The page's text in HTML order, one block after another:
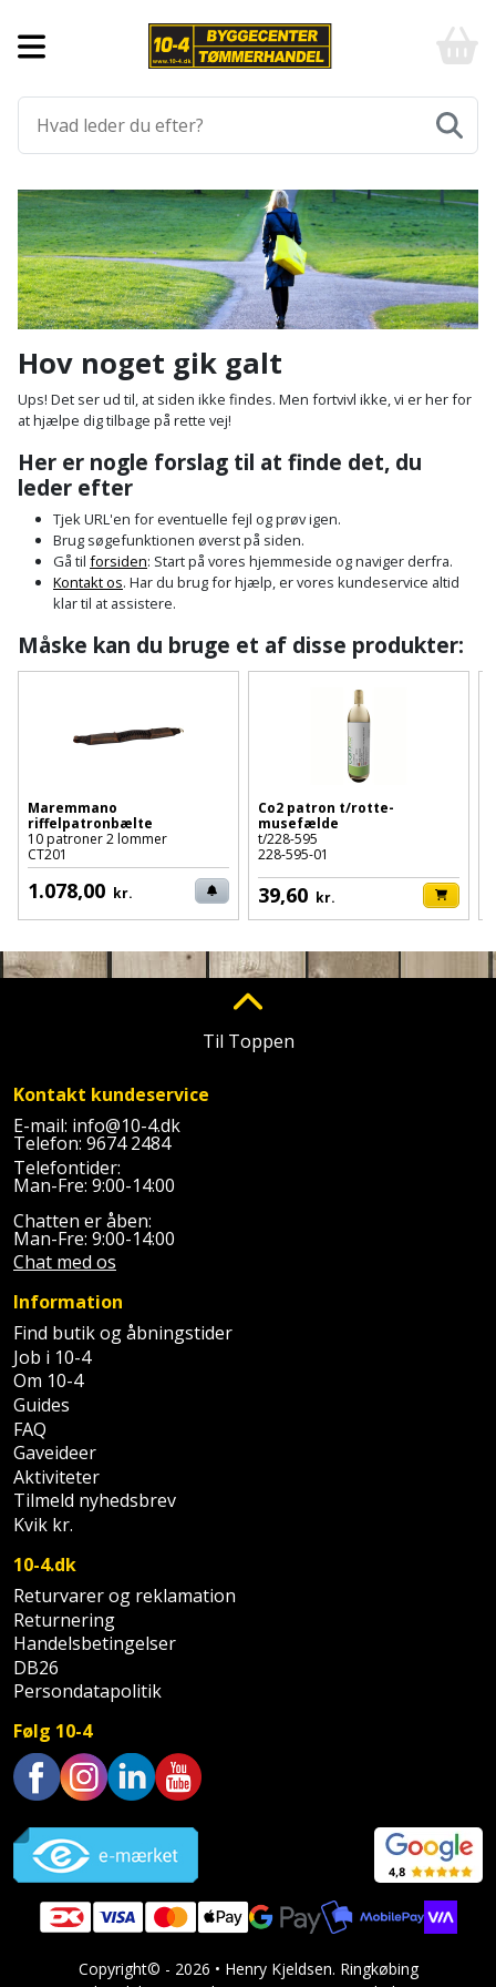
Aluprofiler
Armering
Asfalt
Befæstigelse
Byggeplader
Cement
og
mørtel
Damp-
og
vindspærre
dørgreb
lås
Fliseopsætning
Fugemateriale
og
lim
Gelænder
Gips
Grundmursplader
Hardieplank
brædder
Hemsestige
Isolering
Komposit
terrassebrædder
Lecablokke
og
fundablokke
Lofter
Lofttrapper
Murbinder
Murpap
og
murfolie
Mursten
Gulve
Fliser
og
klinker
Gulvtilbehør
Gulvunderlag
Gulvvarme
Laminatgulv
Vinylgulv
Værktøj
Afmærkning
Arbejdsbuk
Bærehåndtag
Båndstrammer
og
løftebånd
Blæselampe
Blindnitter
Donkraft
Dorn
Fedtpresser
Fil
skumpistol
Gevindskærer
Gipsværktøj
Glasløfter
Glasskærer
Hæftepistol
og
-
hammer
Hammer
Kiler
Kloakrenser
Kniv
og
hobbykniv
Kridtsnor
Lærlingesæt
Landmålerstok
Elværktøj
Afkortersav
Arbejdsbord
Arbejdslamper
og
belysning
Arbejdsradio
Bajonetsav
Bajonetsavklinge
Båndsav
Båndsliber
Bindemaskine
Bits
Bordrundsav
Bore-
og
skruemaskine
Borehammer
Boremaskinetilbehør
Detektor
Diamantskæremaskine
Diamantslibertilbehør
Dykkerpistol
Dyksav
Excentersliber
Excenterslibertilbehør
Fedtsprøjte
Havemaskiner
Buskrydder
Dykpumpe
Fejemaskine
Generator
Græstrimmer
Hækkeklipper
Husvandværk
Kompostkværn
Løvsuger
og
løvblæser
Motorsav
og
kædesav
Motorsav
og
kædesav
Pælebor
Plæneklipper
Plæneklipper
tilbehør
Robotplæneklipper
Robotplæneklipper
tilbehør
Vandpumpe
/
mosfjerner
Vinduesvasker
have
og
fritid
Affaldssortering
Affugter
Bålfad
bålsted
Belysning
Beslag
Bilpleje
autotilbehør
Brandslukker
Brugskunst
Camping
Dørmåtte
Dørrist
Drivhus
Drivhustilbehør
Flagstænger
til
hus
og
have
Fuglefoderhus
Garderobe
opbevaring
Gavekort
Maling
Afdækning
til
malerarbejde
Gulvplejemidler
Maling
udendørs
Polyfilla
Rengøring
Spartelmasse
til
væg
Tape
VVS
Armatur
vandhaner
afløb
Pex
rør
Radiator
Stålvask
Ventilation
og
indeklima
Beklædning
BørnOutlet
Tilbudsavis
Log
ind
Kvik
Guides
Gaveideer
Aktiviteter
-
billigt
og
-
Klik
og
byg
Hov noget gik galt
Ups! Det ser ud til, at siden ikke findes. Men fortvivl ikke, vi er her for
at hjælpe dig tilbage på rette vej!
Her er nogle forslag til at finde det, du
leder efter
Tjek URL'en for eventuelle fejl og prøv igen.
Brug søgefunktionen øverst på siden.
Gå til forsiden: Start på vores hjemmeside og naviger derfra.
Kontakt os. Har du brug for hjælp, er vores kundeservice altid
klar til at assistere.
Måske kan du bruge et af disse produkter:
Maremmano
riffelpatronbælte
10 patroner 2 lommer
CT201
1.078,00 kr.
Co2 patron t/rotte-
musefælde
t/228-595
228-595-01
39,60 kr.
Til Toppen
Kontakt kundeservice
E-mail: info@10-4.dk
Telefon: 9674 2484
Telefontider:
Man-Fre: 9:00-14:00
Chatten er åben:
Man-Fre: 9:00-14:00
Chat med os
Information
Find butik og åbningstider
Job i 10-4
Om 10-4
Guides
FAQ
Gaveideer
Aktiviteter
Tilmeld nyhedsbrev
Kvik kr.
10-4.dk
Returvarer og reklamation
Returnering
Handelsbetingelser
DB26
Persondatapolitik
Følg 10-4
Copyright© - 2026 • Henry Kjeldsen. Ringkøbing